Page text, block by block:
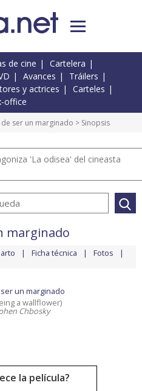
de cine
Cartelera
Avances
Tráilers
y actrices
Carteles
office
de ser un marginado > Sinopsis
'La odisea' del cineasta
marginado
Ficha técnica Fotos
un marginado
a wallflower)
Chbosky
la película?